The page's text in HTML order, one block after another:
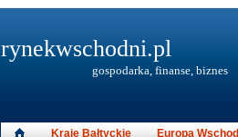
rynekwschodni.pl
gospodarka, finanse, biznes
Kraje Bałtyckie Europa